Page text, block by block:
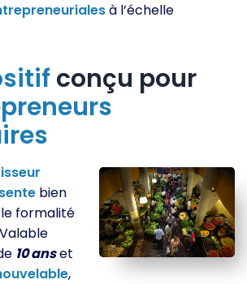
à l’échelle
conçu pour
bien
formalité
10 anset
,